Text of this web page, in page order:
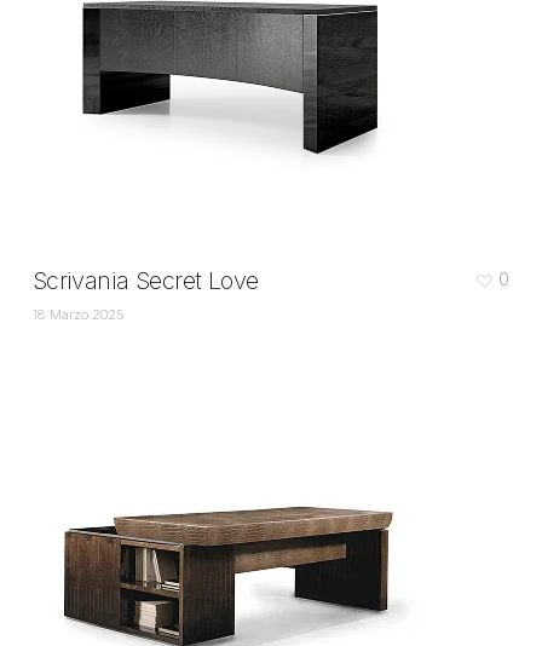
Scrivania Secret Love
18 Marzo 2025
0